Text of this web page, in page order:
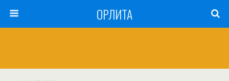
ОРЛИТА